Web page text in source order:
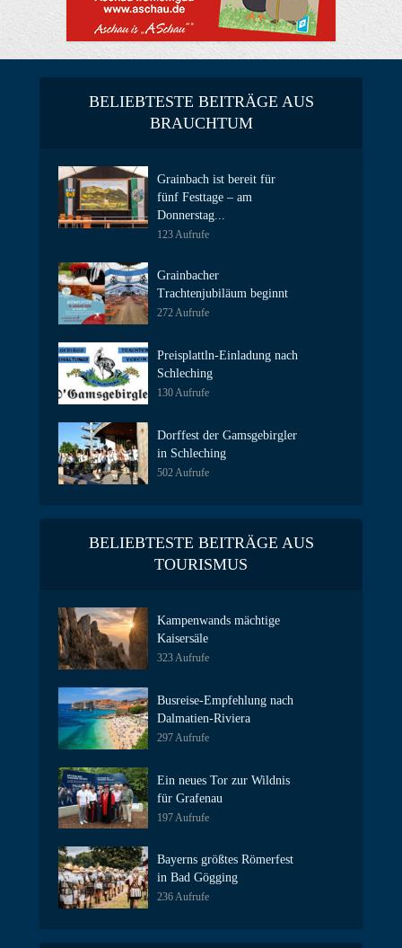
BELIEBTESTE BEITRÄGE AUS
BRAUCHTUM
Grainbach ist bereit für
fünf Festtage – am
Donnerstag...
123 Aufrufe
Grainbacher
Trachtenjubiläum beginnt
272 Aufrufe
Preisplattln-Einladung nach
Schleching
130 Aufrufe
Dorffest der Gamsgebirgler
in Schleching
502 Aufrufe
BELIEBTESTE BEITRÄGE AUS
TOURISMUS
Kampenwands mächtige
Kaisersäle
323 Aufrufe
Busreise-Empfehlung nach
Dalmatien-Riviera
297 Aufrufe
Ein neues Tor zur Wildnis
für Grafenau
197 Aufrufe
Bayerns größtes Römerfest
in Bad Gögging
236 Aufrufe